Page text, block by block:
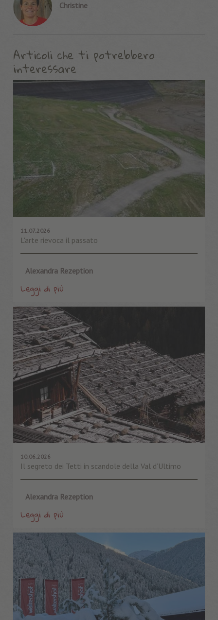
Christine
Articoli che ti potrebbero
interessare
11.07.2026
L'arte rievoca il passato
Alexandra Rezeption
Leggi di più
10.06.2026
Il segreto dei Tetti in scandole della Val d’Ultimo
Alexandra Rezeption
Leggi di più